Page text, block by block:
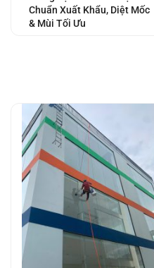
Chuẩn Xuất Khẩu, Diệt Mốc
& Mùi Tối Ưu